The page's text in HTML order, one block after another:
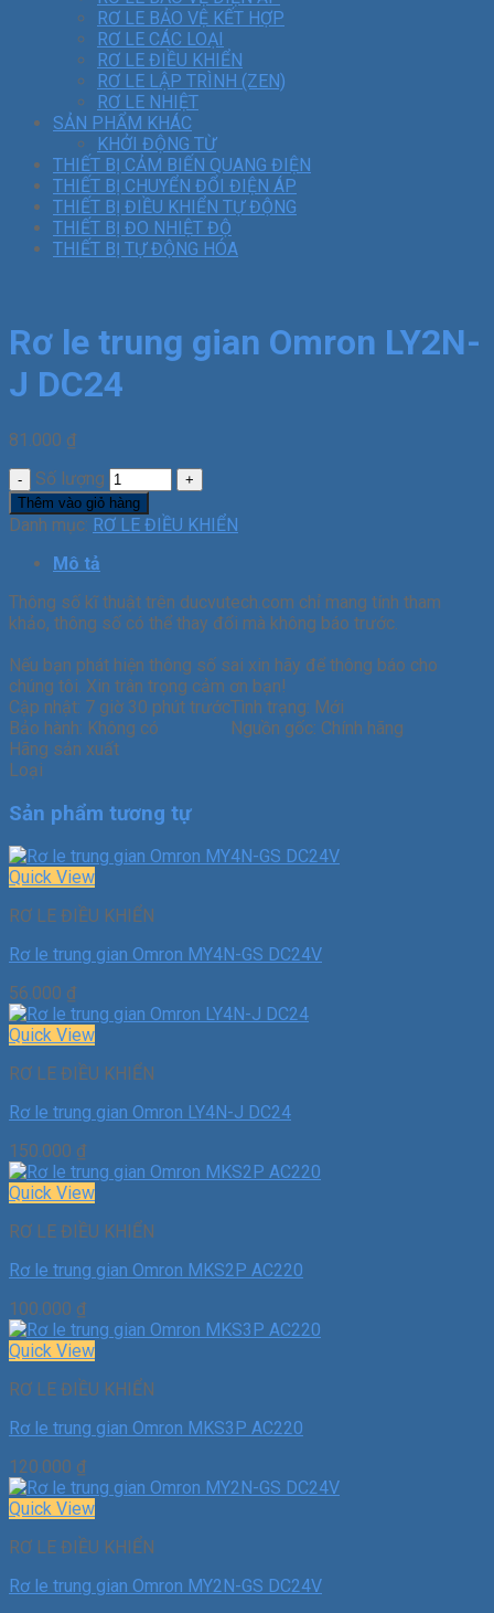
RƠ LE BẢO VỆ KẾT HỢP
RƠ LE CÁC LOẠI
RƠ LE ĐIỀU KHIỂN
RƠ LE LẬP TRÌNH (ZEN)
RƠ LE NHIỆT
SẢN PHẨM KHÁC
KHỞI ĐỘNG TỪ
THIẾT BỊ CẢM BIẾN QUANG ĐIỆN
THIẾT BỊ CHUYỂN ĐỔI ĐIỆN ÁP
THIẾT BỊ ĐIỀU KHIỂN TỰ ĐỘNG
THIẾT BỊ ĐO NHIỆT ĐỘ
THIẾT BỊ TỰ ĐỘNG HÓA
Rơ le trung gian Omron LY2N-
J DC24
81.000 ₫
Số lượng
Thêm vào giỏ hàng
Danh mục: RƠ LE ĐIỀU KHIỂN
Mô tả
Thông số kĩ thuật trên ducvutech.com chỉ mang tính tham
khảo, thông số có thể thay đổi mà không báo trước.
Nếu bạn phát hiện thông số sai xin hãy để thông báo cho
chúng tôi. Xin trân trọng cảm ơn bạn!
Cập nhật: 7 giờ 30 phút trướcTình trạng: Mới
Bảo hành: Không có Nguồn gốc: Chính hãng
Hãng sản xuất
Loại
Sản phẩm tương tự
Quick View
RƠ LE ĐIỀU KHIỂN
Rơ le trung gian Omron MY4N-GS DC24V
56.000 ₫
Quick View
RƠ LE ĐIỀU KHIỂN
Rơ le trung gian Omron LY4N-J DC24
150.000 ₫
Quick View
RƠ LE ĐIỀU KHIỂN
Rơ le trung gian Omron MKS2P AC220
100.000 ₫
Quick View
RƠ LE ĐIỀU KHIỂN
Rơ le trung gian Omron MKS3P AC220
120.000 ₫
Quick View
RƠ LE ĐIỀU KHIỂN
Rơ le trung gian Omron MY2N-GS DC24V